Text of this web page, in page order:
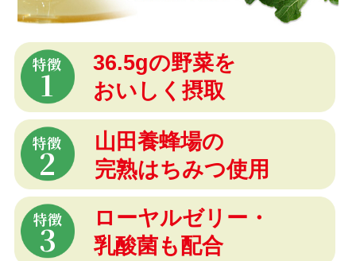
特徴
1
36.5gの野菜を
おいしく摂取
特徴
2
山田養蜂場の
完熟はちみつ使用
特徴
3
ローヤルゼリー・
乳酸菌も配合